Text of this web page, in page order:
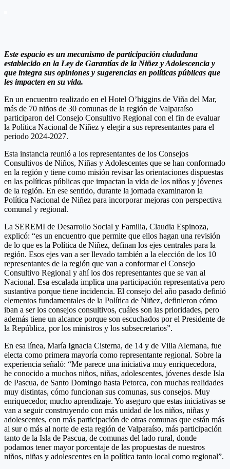
Este espacio es un mecanismo de participación ciudadana
establecido en la Ley de Garantías de la Niñez y Adolescencia y
que integra sus opiniones y sugerencias en políticas públicas que
les impacten en su vida.
En un encuentro realizado en el Hotel O’higgins de Viña del Mar,
más de 70 niños de 30 comunas de la región de Valparaíso
participaron del Consejo Consultivo Regional con el fin de evaluar
la Política Nacional de Niñez y elegir a sus representantes para el
periodo 2024-2027.
Esta instancia reunió a los representantes de los Consejos
Consultivos de Niños, Niñas y Adolescentes que se han conformado
en la región y tiene como misión revisar las orientaciones dispuestas
en las políticas públicas que impactan la vida de los niños y jóvenes
de la región. En ese sentido, durante la jornada examinaron la
Política Nacional de Niñez para incorporar mejoras con perspectiva
comunal y regional.
La SEREMI de Desarrollo Social y Familia, Claudia Espinoza,
explicó: “es un encuentro que permite que ellos hagan una revisión
de lo que es la Política de Niñez, definan los ejes centrales para la
región. Esos ejes van a ser llevado también a la elección de los 10
representantes de la región que van a conformar el Consejo
Consultivo Regional y ahí los dos representantes que se van al
Nacional. Esa escalada implica una participación representativa pero
sustantiva porque tiene incidencia. El consejo del año pasado definió
elementos fundamentales de la Política de Niñez, definieron cómo
iban a ser los consejos consultivos, cuáles son las prioridades, pero
además tiene un alcance porque son escuchados por el Presidente de
la República, por los ministros y los subsecretarios”.
En esa línea, María Ignacia Cisterna, de 14 y de Villa Alemana, fue
electa como primera mayoría como representante regional. Sobre la
experiencia señaló: “Me parece una iniciativa muy enriquecedora,
he conocido a muchos niños, niñas, adolescentes, jóvenes desde Isla
de Pascua, de Santo Domingo hasta Petorca, con muchas realidades
muy distintas, cómo funcionan sus comunas, sus consejos. Muy
enriquecedor, mucho aprendizaje. Yo aseguro que estas iniciativas se
van a seguir construyendo con más unidad de los niños, niñas y
adolescentes, con más participación de otras comunas que están más
al sur o más al norte de esta región de Valparaíso, más participación
tanto de la Isla de Pascua, de comunas del lado rural, donde
podamos tener mayor porcentaje de las propuestas de nuestros
niños, niñas y adolescentes en la política tanto local como regional”.